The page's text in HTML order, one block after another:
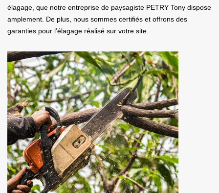
élagage, que notre entreprise de paysagiste PETRY Tony dispose
amplement. De plus, nous sommes certifiés et offrons des
garanties pour l’élagage réalisé sur votre site.